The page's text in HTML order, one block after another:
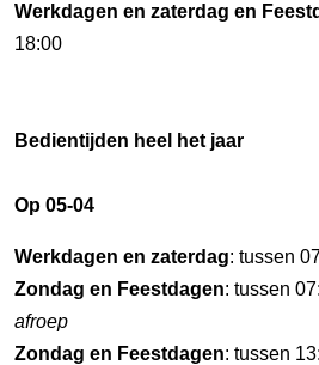
Werkdagen en zaterdag en
18:00
Bedientijden heel het jaar
Op 05-04
Werkdagen en zaterdag: tussen
Zondag en Feestdagen: tussen
afroep
Zondag en Feestdagen: tussen